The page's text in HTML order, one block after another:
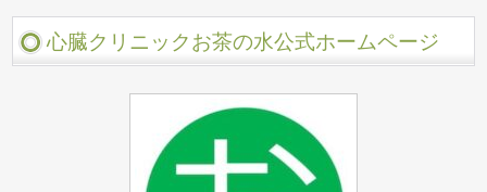
心臓クリニックお茶の水公式ホームページ